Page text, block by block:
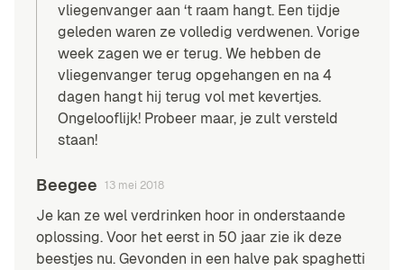
vliegenvanger aan ‘t raam hangt. Een tijdje
geleden waren ze volledig verdwenen. Vorige
week zagen we er terug. We hebben de
vliegenvanger terug opgehangen en na 4
dagen hangt hij terug vol met kevertjes.
Ongelooflijk! Probeer maar, je zult versteld
staan!
Beegee 13 mei 2018
Je kan ze wel verdrinken hoor in onderstaande
oplossing. Voor het eerst in 50 jaar zie ik deze
beestjes nu. Gevonden in een halve pak spaghetti